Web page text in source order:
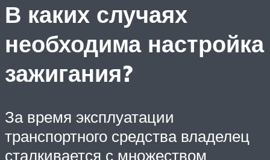
В каких случаях
необходима настройка
зажигания?
За время эксплуатации
транспортного средства владелец
сталкивается с множеством